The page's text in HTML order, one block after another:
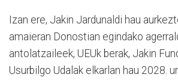
Izan ere, Jakin Jardunaldi hau
amaieran Donostian egindako
antolatzaileek, UEUk berak, Jakin
Usurbilgo Udalak elkarlan hau 2028.